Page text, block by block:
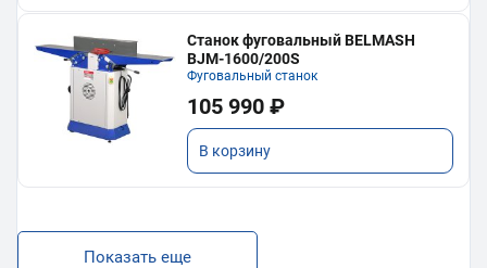
Станок фуговальный BELMASH
BJM-1600/200S
Фуговальный станок
105 990 ₽
В корзину
Показать еще